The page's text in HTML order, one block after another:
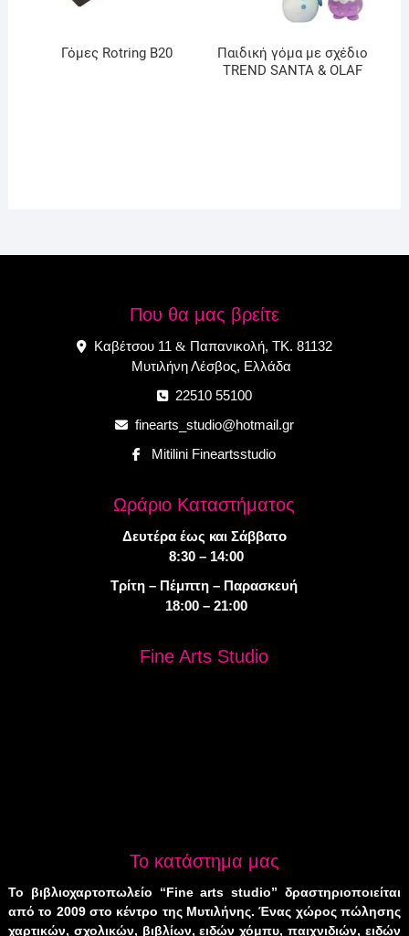
Γόμες Rotring B20
Παιδική γόμα με σχέδιο
TREND SANTA & OLAF
Που θα μας βρείτε
Καβέτσου 11 &Παπανικολή, ΤΚ. 81132
Μυτιλήνη Λέσβος, Ελλάδα
22510 55100
finearts_studio@hotmail.gr
Mitilini Fineartsstudio
Ωράριο Καταστήματος
Δευτέρα έως και Σάββατο
8:30 – 14:00
Τρίτη – Πέμπτη – Παρασκευή
18:00 – 21:00
Fine Arts Studio
Το κατάστημα μας
Το βιβλιοχαρτοπωλείο “Fine arts studio” δραστηριοποιείται
από το 2009 στο κέντρο της Μυτιλήνης. Ένας χώρος πώλησης
χαρτικών, σχολικών, βιβλίων, ειδών χόμπυ, παιχνιδιών, ειδών